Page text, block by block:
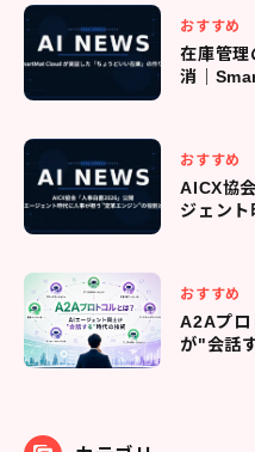
おすすめ
在庫管理
消｜
おすすめ
AICX協
ジェン
おすすめ
A2Aプロ
が"会話